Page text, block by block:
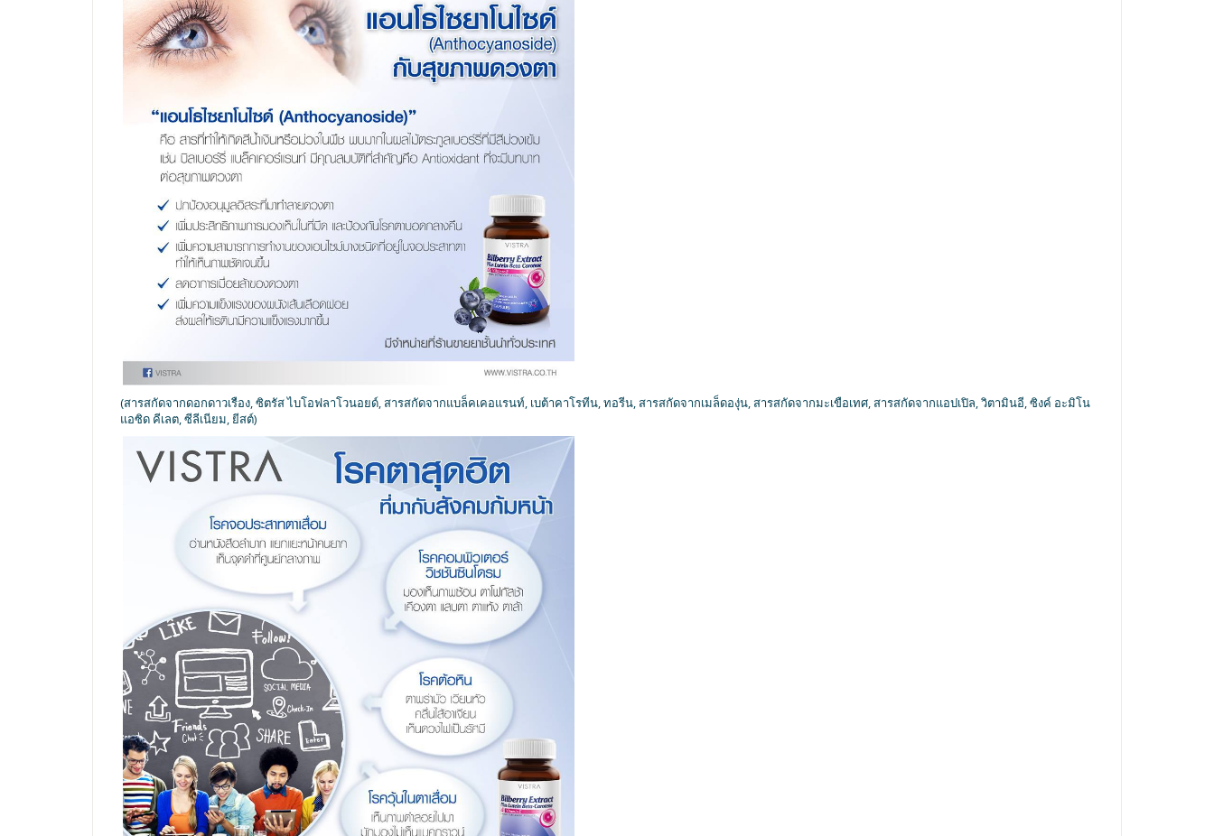
(สารสกัดจากดอกดาวเรือง, ซิตรัส ไบโอฟลาโวนอยด์, สารสกัดจากแบล็คเคอแรนท์, เบต้าคาโรทีน, ทอรีน, สารสกัดจากเมล็ดองุ่น, สารสกัดจากมะเขือเทศ, สารสกัดจากแอปเปิล, วิตามินอี, ซิงค์ อะมิโน
แอซิด คีเลต, ซีลีเนียม, ยีสต์)